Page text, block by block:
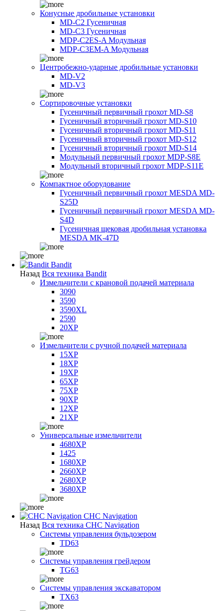
Конусные дробильные установки
MD-C2 Гусеничная
MD-C3 Гусеничная
MDP-C2ES-A Модульная
MDP-C3EM-A Модульная
Центробежно-ударные дробильные установки
MD-V2
MD-V3
Сортировочные установки
Гусеничный первичный грохот MD-S8
Гусеничный вторичный грохот MD-S10
Гусеничный вторичный грохот MD-S11
Гусеничный вторичный грохот MD-S12
Гусеничный вторичный грохот MD-S14
Модульный первичный грохот MDP-S8E
Модульный вторичный грохот MDP-S11E
Компактное оборудование
Гусеничный первичный грохот MESDA MD-
S25D
Гусеничный первичный грохот MESDA MD-
S4D
Гусеничная щековая дробильная установка
MESDA MK-47D
Bandit
Назад Вся техника Bandit
Измельчители с крановой подачей материала
3090
3590
3590XL
2590
20XP
Измельчители с ручной подачей материала
15XP
18XP
19XP
65XP
75XP
90XP
12XP
21XP
Универсальные измельчители
4680XP
1425
1680XP
2660XP
2680XP
3680XP
CHC Navigation
Назад Вся техника CHC Navigation
Системы управления бульдозером
TD63
Системы управления грейдером
TG63
Системы управления экскаватором
TX63